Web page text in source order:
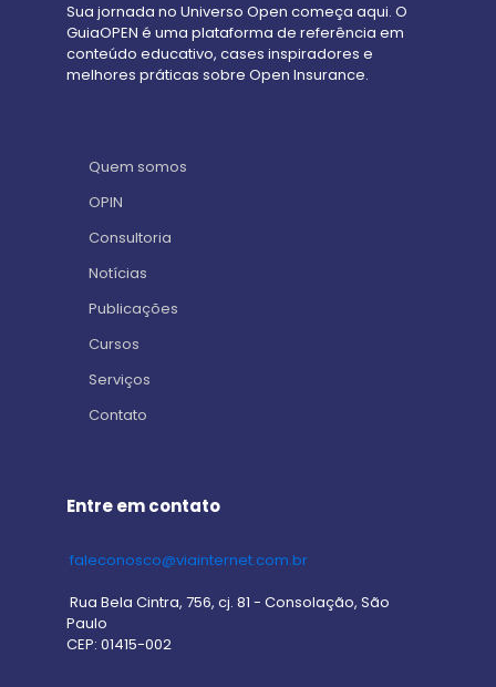
Sua jornada no Universo Open começa aqui. O
GuiaOPEN é uma plataforma de referência em
conteúdo educativo, cases inspiradores e
melhores práticas sobre Open Insurance.
Quem somos
OPIN
Consultoria
Notícias
Publicações
Cursos
Serviços
Contato
Entre em contato
faleconosco@viainternet.com.br
Rua Bela Cintra, 756, cj. 81 - Consolação, São
Paulo
CEP: 01415-002